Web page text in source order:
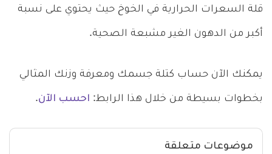
قلة السعرات الحرارية في الخوخ حيث يحتوي على نسبة
أكبر من الدهون الغير مشبعة الصحية.
يمكنك الآن حساب كتلة جسمك ومعرفة وزنك المثالي
بخطوات بسيطة من خلال هذا الرابط: احسب الآن.
موضوعات متعلقة